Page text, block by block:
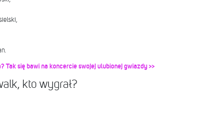
Tak się bawi na koncercie swojej ulubionej gwiazdy >>
kto wygrał?